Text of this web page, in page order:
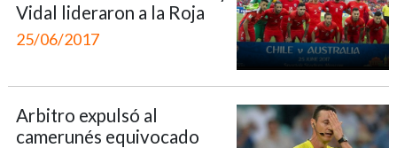
Vidal lideraron a la Roja
25/06/2017
Arbitro expulsó al
camerunés equivocado